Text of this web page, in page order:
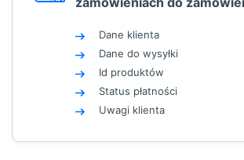
Dane klienta
Dane do wysyłki
Id produktów
Status płatności
Uwagi klienta